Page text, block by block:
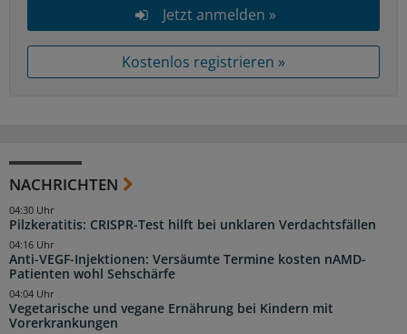
Jetzt anmelden »
Kostenlos registrieren »
NACHRICHTEN
Pilzkeratitis: CRISPR-Test hilft bei unklaren Verdachtsfällen
04:30 Uhr
Anti-VEGF-Injektionen: Versäumte Termine kosten nAMD-
Patienten wohl Sehschärfe
04:16 Uhr
Vegetarische und vegane Ernährung bei Kindern mit
Vorerkrankungen
04:04 Uhr